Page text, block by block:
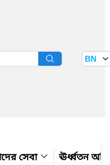
BN
সেবা ঊর্ধ্বতন